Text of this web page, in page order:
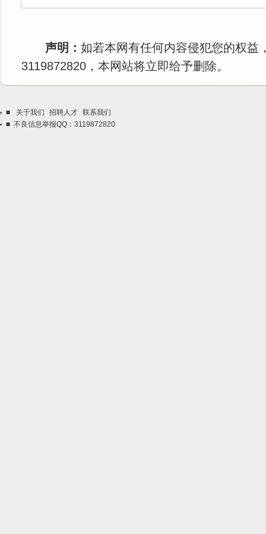
声明： 如若本网有任何内容侵犯您的权益
3119872820，本网站将立即给予删除。
■ 关于我们 招聘人才 联系我们
■ 不良信息举报QQ：3119872820